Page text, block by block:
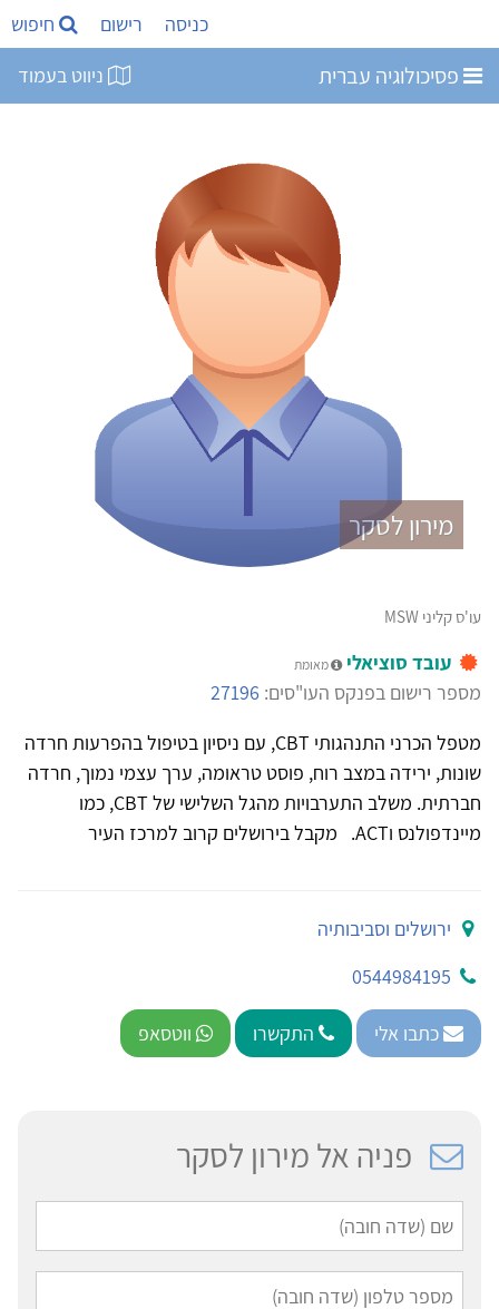
כניסה רישום חיפוש
פסיכולוגיה עברית ניווט בעמוד
מירון לסקר
עו'ס קליני MSW
עובד סוציאלי מאומת
מספר רישום בפנקס העו"סים: 27196
מטפל הכרני התנהגותי CBT, עם ניסיון בטיפול בהפרעות חרדה
שונות, ירידה במצב רוח, פוסט טראומה, ערך עצמי נמוך, חרדה
חברתית. משלב התערבויות מהגל השלישי של CBT, כמו
מיינדפולנס וACT. מקבל בירושלים קרוב למרכז העיר
ירושלים וסביבותיה
0544984195
כתבו אלי התקשרו ווטסאפ
פניה אל מירון לסקר